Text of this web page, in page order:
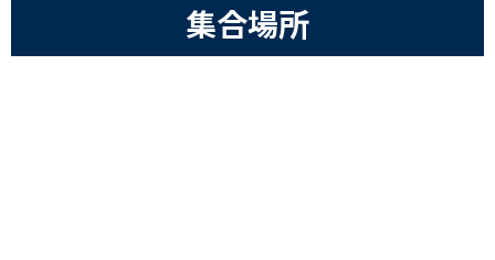
集合場所